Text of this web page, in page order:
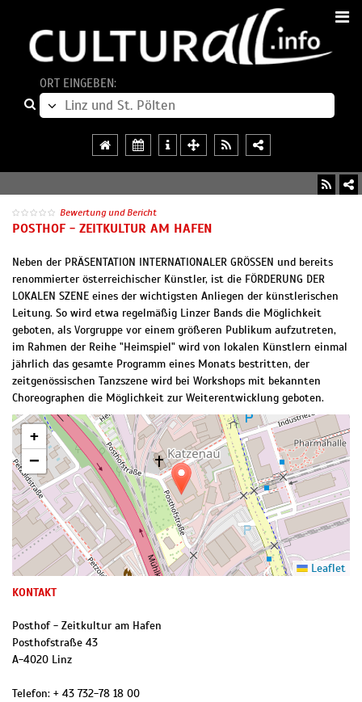
ORT EINGEBEN:
Bewertung und Bericht
POSTHOF - ZEITKULTUR AM HAFEN
Neben der PRÄSENTATION INTERNATIONALER GRÖSSEN und bereits
renommierter österreichischer Künstler, ist die FÖRDERUNG DER
LOKALEN SZENE eines der wichtigsten Anliegen der künstlerischen
Leitung. So wird etwa regelmäßig Linzer Bands die Möglichkeit
geboten, als Vorgruppe vor einem größeren Publikum aufzutreten,
im Rahmen der Reihe "Heimspiel" wird von lokalen Künstlern einmal
jährlich das gesamte Programm eines Monats bestritten, der
zeitgenössischen Tanzszene wird bei Workshops mit bekannten
Choreographen die Möglichkeit zur Weiterentwicklung geboten.
+
−
Leaflet
KONTAKT
Posthof - Zeitkultur am Hafen
Posthofstraße 43
A-4020 Linz
Telefon: + 43 732-78 18 00